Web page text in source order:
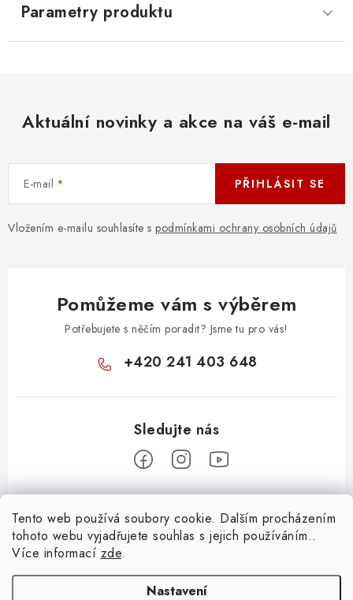
Tento web používá soubory cookie. Dalším procházením
tohoto webu vyjadřujete souhlas s jejich používáním..
Více informací zde.
Nastavení
Parametry produktu
Aktuální novinky a akce na váš e-mail
E-mail
Vložením e-mailu souhlasíte s podmínkami ochrany osobních údajů
PŘIHLÁSIT SE
Pomůžeme vám s výběrem
Potřebujete s něčím poradit? Jsme tu pro vás!
+420 241 403 648
Z
Informace pro vás